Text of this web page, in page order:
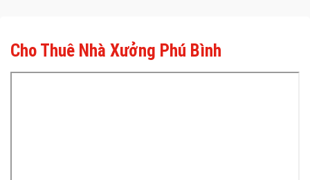
Cho Thuê Nhà Xưởng Phú Bình